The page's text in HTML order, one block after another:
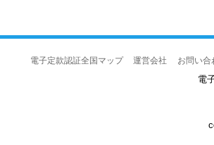
電子定款認証全国マップ 運営会社 お問い合
電